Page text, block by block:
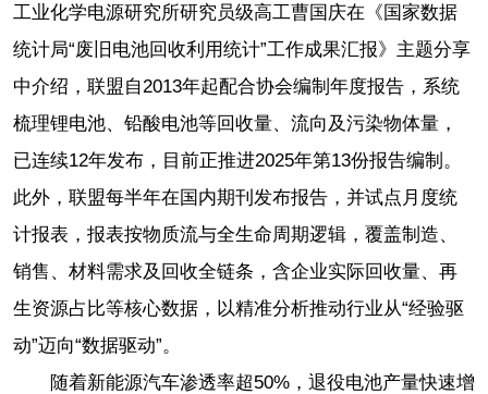
工业化学电源研究所研究员级高工曹国庆在《国家数据
统计局“废旧电池回收利用统计”工作成果汇报》主题分享
中介绍，联盟自2013年起配合协会编制年度报告，系统
梳理锂电池、铅酸电池等回收量、流向及污染物体量，
已连续12年发布，目前正推进2025年第13份报告编制。
此外，联盟每半年在国内期刊发布报告，并试点月度统
计报表，报表按物质流与全生命周期逻辑，覆盖制造、
销售、材料需求及回收全链条，含企业实际回收量、再
生资源占比等核心数据，以精准分析推动行业从“经验驱
动”迈向“数据驱动”。
随着新能源汽车渗透率超50%，退役电池产量快速增